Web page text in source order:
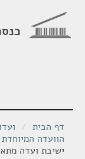
דף הבית /
הוועדה המיוחדת
ישיבת ועדה מתאריך 12/